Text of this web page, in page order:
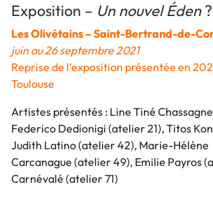
Exposition – Un nouvel Éden ?
Les Olivétains – Saint-Bertrand-de-
juin au 26 septembre 2021
Reprise de l’exposition présentée en
Toulouse
Artistes présentés : Line Tiné
Federico Dedionigi (atelier 21), Titos
Judith Latino (atelier 42), Marie-Hélène
Carcanague (atelier 49), Emilie Payros
Carnévalé (atelier 71)